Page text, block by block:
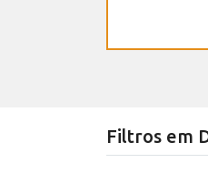
Filtros em